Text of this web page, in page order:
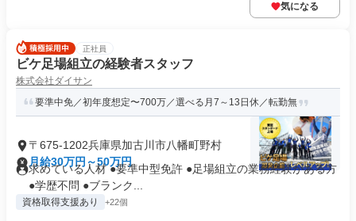
気になる
正社員
ビケ足場組立の経験者スタッフ
株式会社ダイサン
要準中免／初年度想定〜700万／選べる月7～13日休／転勤無
〒675-1202兵庫県加古川市八幡町野村
月給30万円～50万円
求めている人材 ●要準中型免許 ●足場組立の業務経験がある方
●学歴不問 ●ブランク...
資格取得支援あり +22個